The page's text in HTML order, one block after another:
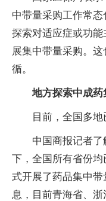
中带量采购工作常态
探索对适应症或功
展集中带量采购。
循。
地方探索中成药
目前，全国多地
中国商报记者
下，全国所有省份
式开展了药品集中
息，目前青海省、